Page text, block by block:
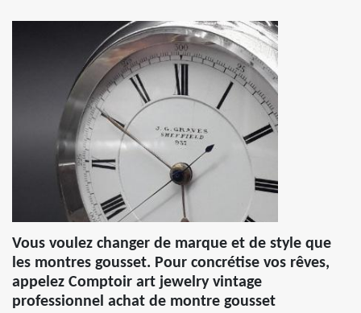
Vous voulez changer de marque et de style que
les montres gousset. Pour concrétise vos rêves,
appelez Comptoir art jewelry vintage
professionnel achat de montre gousset